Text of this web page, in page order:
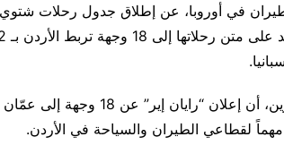
في أوروبا، عن إطلاق جدول رحلات
وأكد وزير السياحة والآثار، الدكتور عماد الحجازين، أن